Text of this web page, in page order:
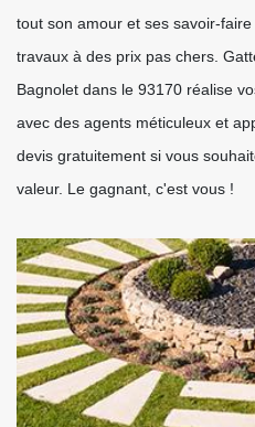
tout son amour et ses savoir-
travaux à des prix pas chers.
Bagnolet dans le 93170 réalise
avec des agents méticuleux et
devis gratuitement si vous
valeur. Le gagnant, c'est vous !